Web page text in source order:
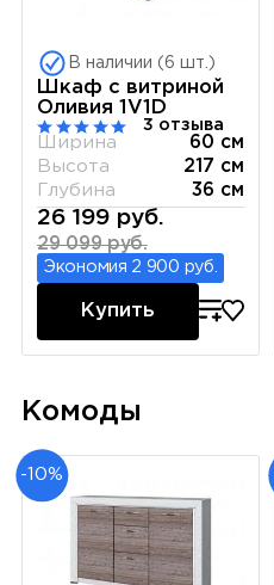
В наличии (6 шт.)
Шкаф с витриной
Оливия 1V1D
3 отзыва
Ширина
60 см
Высота
217 см
Глубина
36 см
26 199 руб.
29 099 руб.
Экономия 2 900 руб.
Купить
Комоды
-10%